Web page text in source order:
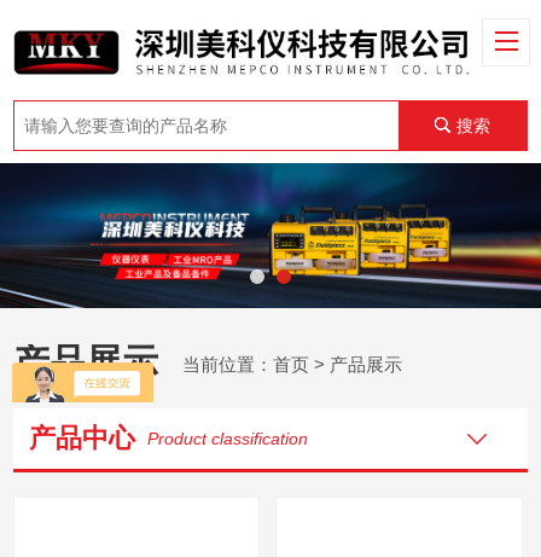
搜索
产品展示 当前位置：首页 > 产品展示
产品中心 Product classification